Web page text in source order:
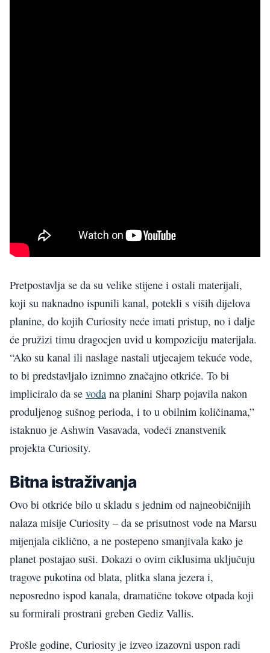
Pretpostavlja se da su velike stijene i ostali materijali,
koji su naknadno ispunili kanal, potekli s viših dijelova
planine, do kojih Curiosity neće imati pristup, no i dalje
će pružizi timu dragocjen uvid u kompoziciju materijala.
“Ako su kanal ili naslage nastali utjecajem tekuće vode,
to bi predstavljalo iznimno značajno otkriće. To bi
impliciralo da se voda na planini Sharp pojavila nakon
produljenog sušnog perioda, i to u obilnim količinama,”
istaknuo je Ashwin Vasavada, vodeći znanstvenik
projekta Curiosity.
Bitna istraživanja
Ovo bi otkriće bilo u skladu s jednim od najneobičnijih
nalaza misije Curiosity – da se prisutnost vode na Marsu
mijenjala ciklično, a ne postepeno smanjivala kako je
planet postajao suši. Dokazi o ovim ciklusima uključuju
tragove pukotina od blata, plitka slana jezera i,
neposredno ispod kanala, dramatične tokove otpada koji
su formirali prostrani greben Gediz Vallis.
Prošle godine, Curiosity je izveo izazovni uspon radi